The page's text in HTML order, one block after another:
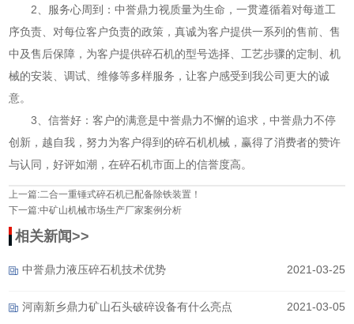
2、服务心周到：中誉鼎力视质量为生命，一贯遵循着对每道工
序负责、对每位客户负责的政策，真诚为客户提供一系列的售前、售
中及售后保障，为客户提供碎石机的型号选择、工艺步骤的定制、机
械的安装、调试、维修等多样服务，让客户感受到我公司更大的诚
意。
3、信誉好：客户的满意是中誉鼎力不懈的追求，中誉鼎力不停
创新，越自我，努力为客户得到的碎石机机械，赢得了消费者的赞许
与认同，好评如潮，在碎石机市面上的信誉度高。
上一篇:二合一重锤式碎石机已配备除铁装置！
下一篇:中矿山机械市场生产厂家案例分析
相关新闻>>
中誉鼎力液压碎石机技术优势 2021-03-25
河南新乡鼎力矿山石头破碎设备有什么亮点 2021-03-05